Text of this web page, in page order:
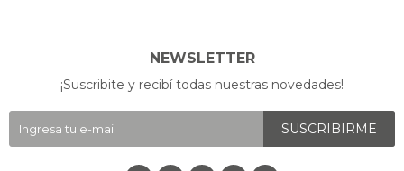
NEWSLETTER
¡Suscribite y recibí todas nuestras novedades!
SUSCRIBIRME